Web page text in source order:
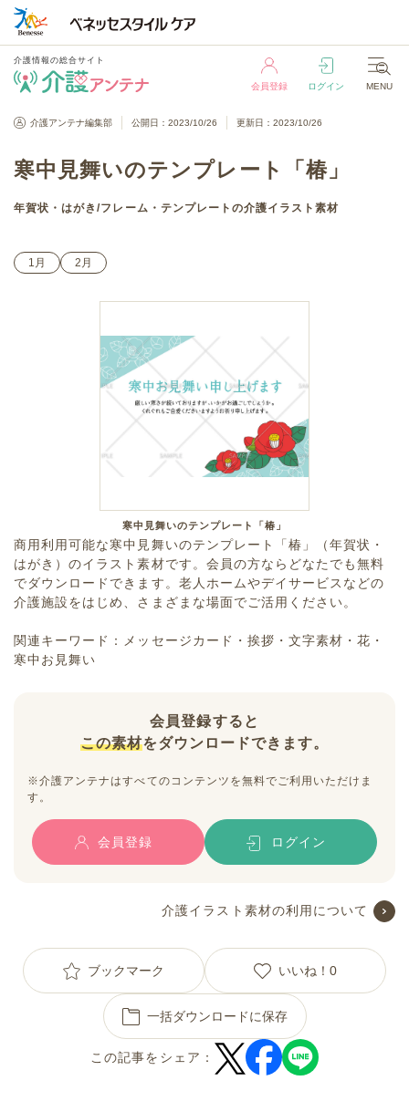
介護情報の総合サイト
会員登録 ログイン MENU
介護情報の総合サイト
介護アンテナ編集部 公開日：2023/10/26 更新日：2023/10/26
寒中見舞いのテンプレート「椿」
年賀状・はがき/フレーム・テンプレート の介護イラスト素材
1月 2月
寒中見舞いのテンプレート「椿」
商用利用可能な寒中見舞いのテンプレート「椿」（年賀状・
はがき）のイラスト素材です。会員の方ならどなたでも無料
でダウンロードできます。老人ホームやデイサービスなどの
介護施設をはじめ、さまざまな場面でご活用ください。
関連キーワード：メッセージカード・挨拶・文字素材・花・
寒中お見舞い
会員登録すると
この素材をダウンロードできます。
※介護アンテナはすべてのコンテンツを無料でご利用いただけま
す。
会員登録 ログイン
介護イラスト素材の利用について
ブックマーク いいね！ 0
一括ダウンロードに保存
この記事をシェア：